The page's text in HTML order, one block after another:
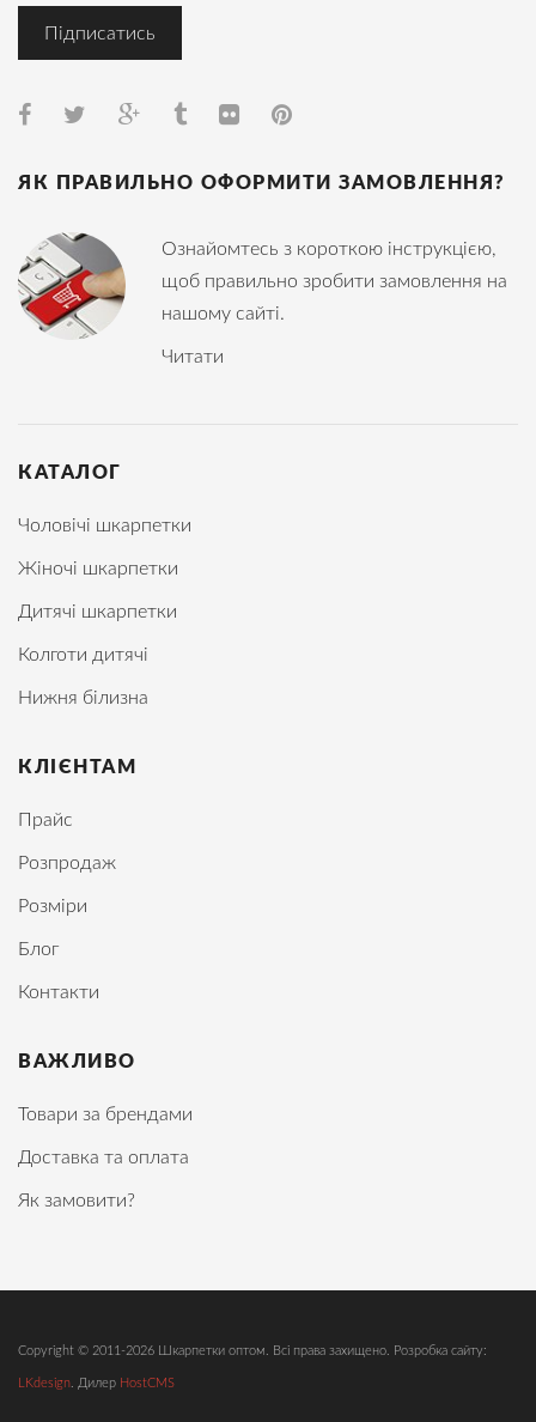
ЯК ПРАВИЛЬНО ОФОРМИТИ ЗАМОВЛЕННЯ?
Ознайомтесь з короткою інструкцією,
щоб правильно зробити замовлення на
нашому сайті.
Читати
КАТАЛОГ
Чоловічі шкарпетки
Жіночі шкарпетки
Дитячі шкарпетки
Колготи дитячі
Нижня білизна
КЛІЄНТАМ
Прайс
Розпродаж
Розміри
Блог
Контакти
ВАЖЛИВО
Товари за брендами
Доставка та оплата
Як замовити?
Copyright © 2011-2026 Шкарпетки оптом. Всі права захищено. Розробка сайту:
LKdesign . Дилер HostCMS